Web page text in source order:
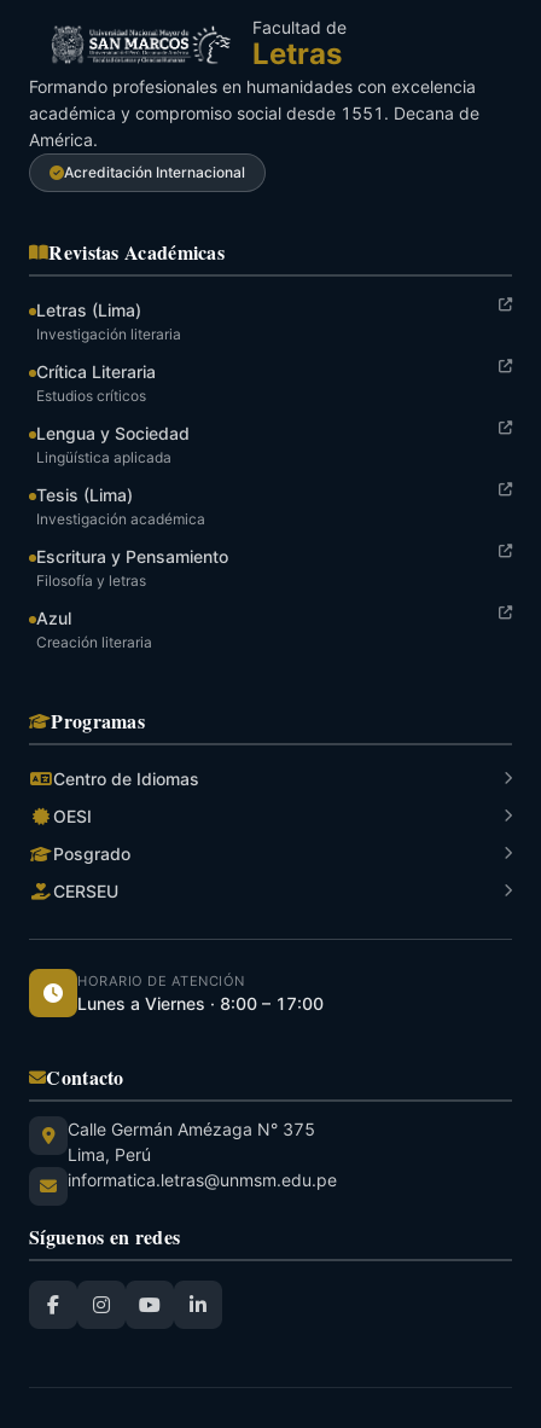
Facultad de
Letras
Formando profesionales en humanidades con excelencia
académica y compromiso social desde 1551. Decana de
América.
Acreditación Internacional
Revistas Académicas
Letras (Lima)
Investigación literaria
Crítica Literaria
Estudios críticos
Lengua y Sociedad
Lingüística aplicada
Tesis (Lima)
Investigación académica
Escritura y Pensamiento
Filosofía y letras
Azul
Creación literaria
Programas
Centro de Idiomas
OESI
Posgrado
CERSEU
HORARIO DE ATENCIÓN
Lunes a Viernes · 8:00 – 17:00
Contacto
Calle Germán Amézaga N° 375
Lima, Perú
informatica.letras@unmsm.edu.pe
Síguenos en redes